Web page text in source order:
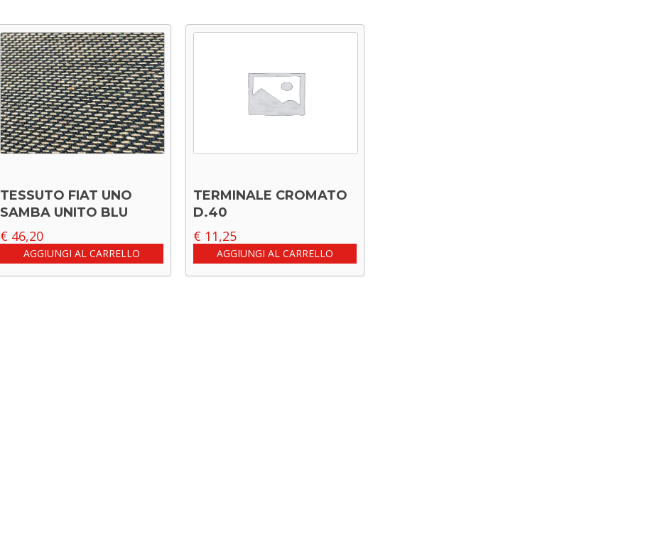
TESSUTO FIAT UNO
SAMBA UNITO BLU
€ 46,20
AGGIUNGI AL CARRELLO
TERMINALE CROMATO
D.40
€ 11,25
AGGIUNGI AL CARRELLO